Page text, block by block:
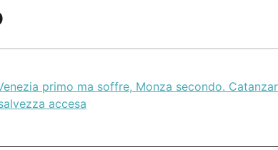
primo ma soffre, Monza secondo.
accesa